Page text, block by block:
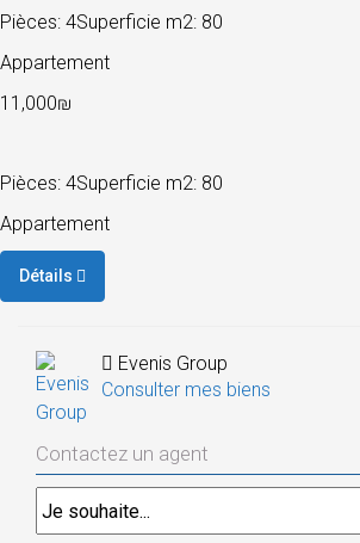
Pièces: 4Superficie m2: 80
Appartement
11,000₪
Pièces: 4Superficie m2: 80
Appartement
Détails
Evenis Group
Consulter mes biens
Contactez un agent